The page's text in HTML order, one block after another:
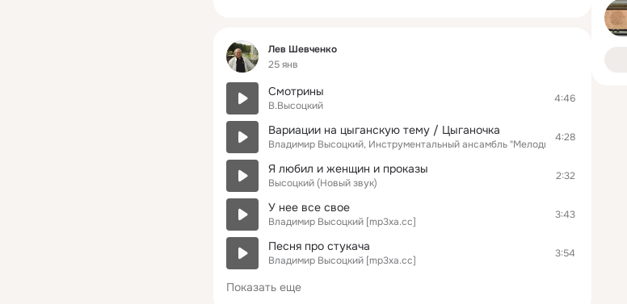
Фид
Лев Шевченко
25 янв
Смотрины
В.Высоцкий
4:46
Вариации на цыганскую тему / Цыганочка
Владимир Высоцкий, Инструментальный ансамбль "Мелодия"
4:28
Я любил и женщин и проказы
Высоцкий (Новый звук)
2:32
У нее все свое
Владимир Высоцкий [mp3xa.cc]
3:43
Песня про стукача
Владимир Высоцкий [mp3xa.cc]
3:54
Показать еще